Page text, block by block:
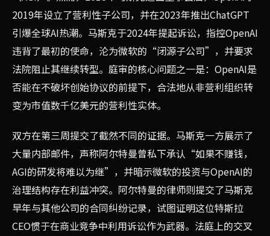
2019年设立了营利性子公司，并在2023年推出ChatGPT
引爆全球AI热潮。马斯克于2024年提起诉讼，指控OpenAI
违背了最初的使命，沦为微软的“闭源子公司”，并要求
法院阻止其继续转型。庭审的核心问题之一是：OpenAI是
否能在不破坏创始协议的前提下，合法地从非营利组织转
变为市值数千亿美元的营利性实体。
双方在第三周提交了截然不同的证据。马斯克一方展示了
大量内部邮件，声称阿尔特曼曾私下承认“如果不赚钱，
AGI的研发将难以为继”，并暗示微软的投资与OpenAI的
治理结构存在利益冲突。阿尔特曼的律师则提交了马斯克
早年与其他公司的合同纠纷记录，试图证明这位特斯拉
CEO惯于在商业竞争中利用诉讼作为武器。法庭上的交叉